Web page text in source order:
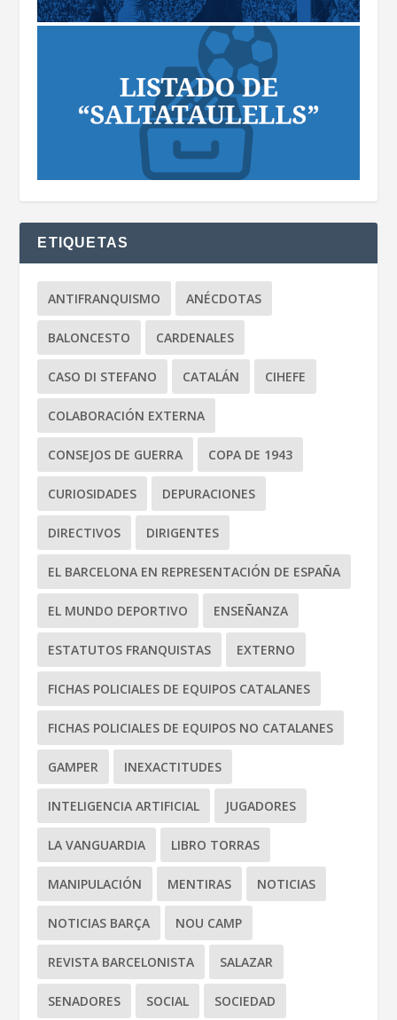
ETIQUETAS
ANTIFRANQUISMO ANÉCDOTAS
BALONCESTO CARDENALES
CASO DI STEFANO CATALÁN CIHEFE
COLABORACIÓN EXTERNA
CONSEJOS DE GUERRA COPA DE 1943
CURIOSIDADES DEPURACIONES
DIRECTIVOS DIRIGENTES
EL BARCELONA EN REPRESENTACIÓN DE ESPAÑA
EL MUNDO DEPORTIVO ENSEÑANZA
ESTATUTOS FRANQUISTAS EXTERNO
FICHAS POLICIALES DE EQUIPOS CATALANES
FICHAS POLICIALES DE EQUIPOS NO CATALANES
GAMPER INEXACTITUDES
INTELIGENCIA ARTIFICIAL JUGADORES
LA VANGUARDIA LIBRO TORRAS
MANIPULACIÓN MENTIRAS NOTICIAS
NOTICIAS BARÇA NOU CAMP
REVISTA BARCELONISTA SALAZAR
SENADORES SOCIAL SOCIEDAD